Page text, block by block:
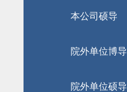
本公司硕导
院外单位博导
院外单位硕导